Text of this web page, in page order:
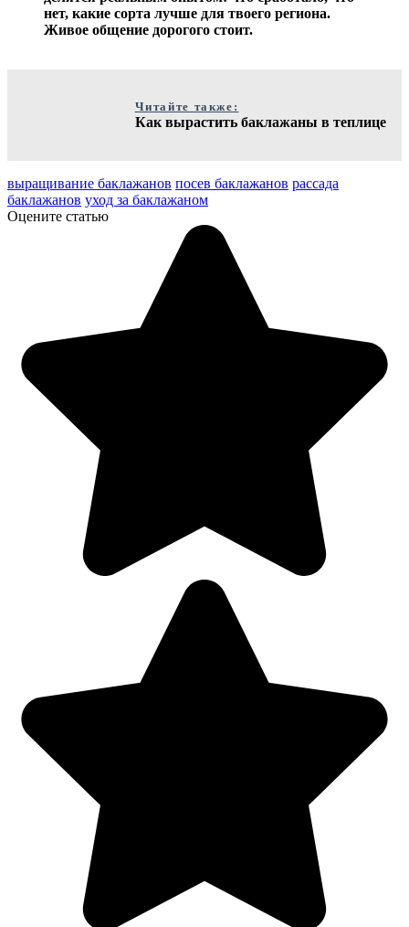
нет, какие сорта лучше для твоего региона.
Живое общение дорогого стоит.
Читайте также:
Как вырастить баклажаны в теплице
выращивание баклажанов посев баклажанов рассада
баклажанов уход за баклажаном
Оцените статью